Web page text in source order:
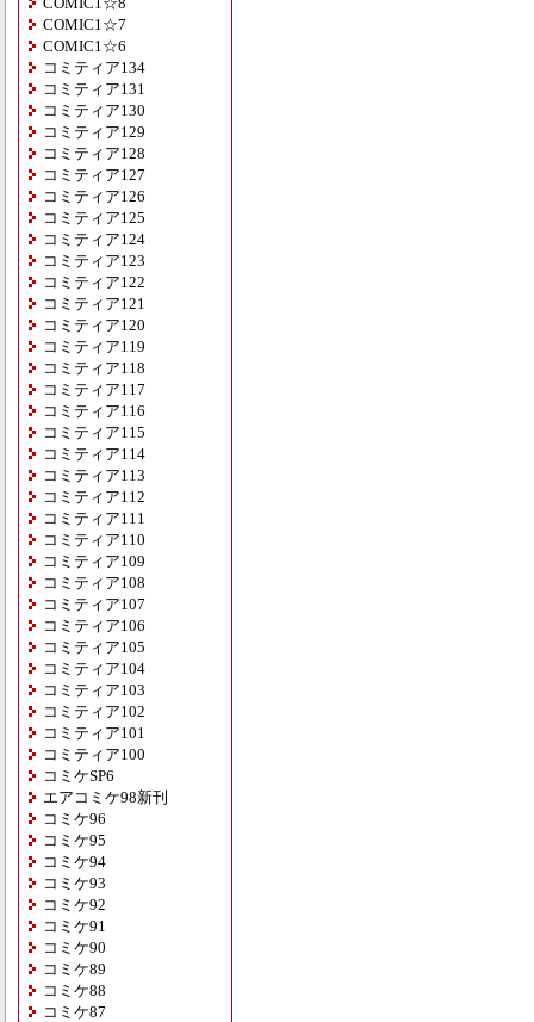
COMIC1☆7
COMIC1☆6
コミティア134
コミティア131
コミティア130
コミティア129
コミティア128
コミティア127
コミティア126
コミティア125
コミティア124
コミティア123
コミティア122
コミティア121
コミティア120
コミティア119
コミティア118
コミティア117
コミティア116
コミティア115
コミティア114
コミティア113
コミティア112
コミティア111
コミティア110
コミティア109
コミティア108
コミティア107
コミティア106
コミティア105
コミティア104
コミティア103
コミティア102
コミティア101
コミティア100
コミケSP6
エアコミケ98新刊
コミケ96
コミケ95
コミケ94
コミケ93
コミケ92
コミケ91
コミケ90
コミケ89
コミケ88
コミケ87